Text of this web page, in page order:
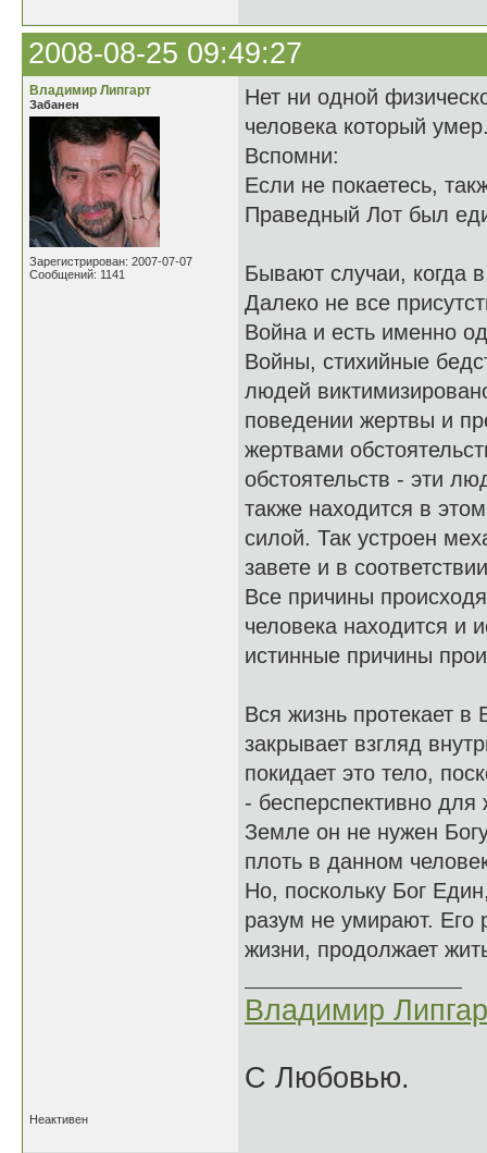
2008-08-25 09:49:27
Владимир Липгарт
Забанен
Зарегистрирован: 2007-07-07
Сообщений: 1141
Нет ни одной
человека который
Вспомни:
Если не покаетесь,
Праведный Лот был
Бывают случаи, когда
Далеко не все
Война и есть именно
Войны, стихийные
людей
поведении жертвы и
жертвами
обстоятельств - эти
также находится в
силой. Так устроен
завете и в
Все причины
человека находится и
истинные причины
Вся жизнь протекает в
закрывает взгляд
покидает это тело,
- бесперспективно для
Земле он не нужен
плоть в данном
Но, поскольку Бог
разум не умирают. Его
жизни, продолжает
Владимир
С Любовью.
Неактивен